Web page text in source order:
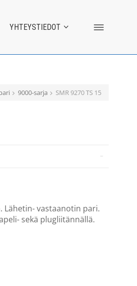
YHTEYSTIEDOT
9000-sarja SMR 9270 TS 15
Lähetin- vastaanotin pari.
sekä plugliitännällä.